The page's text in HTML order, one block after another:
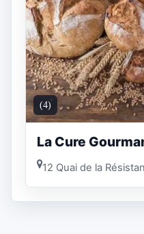
(4)
La Cure
12 Quai de la